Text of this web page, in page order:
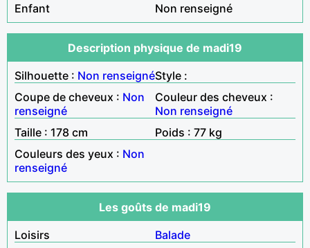
Enfant
Non renseigné
Description physique de madi19
Silhouette : Non renseignéStyle :
Coupe de cheveux : Non
renseigné
Couleur des cheveux :
Non renseigné
Taille : 178 cm
Poids : 77 kg
Couleurs des yeux : Non
renseigné
Les goûts de madi19
Loisirs
Balade